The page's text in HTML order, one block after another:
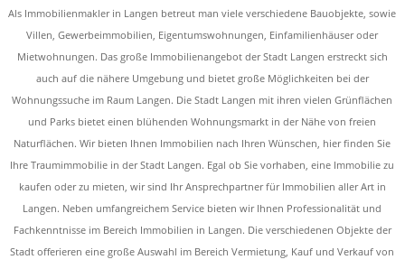
Als Immobilienmakler in Langen betreut man viele verschiedene Bauobjekte, sowie
Villen, Gewerbeimmobilien, Eigentumswohnungen, Einfamilienhäuser oder
Mietwohnungen. Das große Immobilienangebot der Stadt Langen erstreckt sich
auch auf die nähere Umgebung und bietet große Möglichkeiten bei der
Wohnungssuche im Raum Langen. Die Stadt Langen mit ihren vielen Grünflächen
und Parks bietet einen blühenden Wohnungsmarkt in der Nähe von freien
Naturflächen. Wir bieten Ihnen Immobilien nach Ihren Wünschen, hier finden Sie
Ihre Traumimmobilie in der Stadt Langen. Egal ob Sie vorhaben, eine Immobilie zu
kaufen oder zu mieten, wir sind Ihr Ansprechpartner für Immobilien aller Art in
Langen. Neben umfangreichem Service bieten wir Ihnen Professionalität und
Fachkenntnisse im Bereich Immobilien in Langen. Die verschiedenen Objekte der
Stadt offerieren eine große Auswahl im Bereich Vermietung, Kauf und Verkauf von